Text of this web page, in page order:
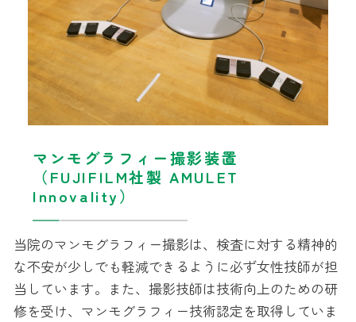
マンモグラフィー撮影装置
（FUJIFILM社製 AMULET
Innovality）
当院のマンモグラフィー撮影は、検査に対する精神的
な不安が少しでも軽減できるように必ず女性技師が担
当しています。また、撮影技師は技術向上のための研
修を受け、マンモグラフィー技術認定を取得していま